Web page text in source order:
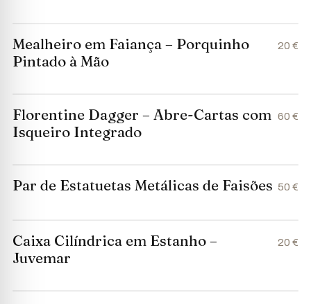
Mealheiro em Faiança – Porquinho
Pintado à Mão
20 €
Florentine Dagger – Abre-Cartas com
Isqueiro Integrado
60 €
Par de Estatuetas Metálicas de Faisões 50 €
Caixa Cilíndrica em Estanho –
Juvemar
20 €